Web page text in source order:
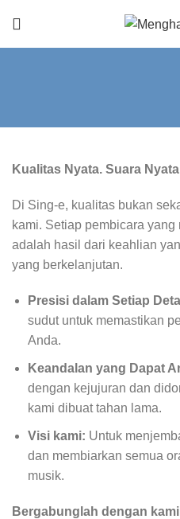
Kualitas Nyata. Suara
Di Sing-e, kualitas bukan
kami. Setiap pembicara
adalah hasil dari keahlian
yang berkelanjutan.
Presisi dalam Setiap
sudut untuk memastikan
Anda.
Keandalan yang Dapat
dengan kejujuran dan
kami dibuat tahan lama.
Visi kami: Untuk
dan membiarkan semua
musik.
Bergabunglah dengan